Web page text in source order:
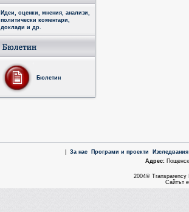
Идеи, оценки, мнения, анализи,
политически коментари,
доклади и др.
Бюлетин
За нас Програми и проекти
Aдрес:
2004© Transparency
Сайтът